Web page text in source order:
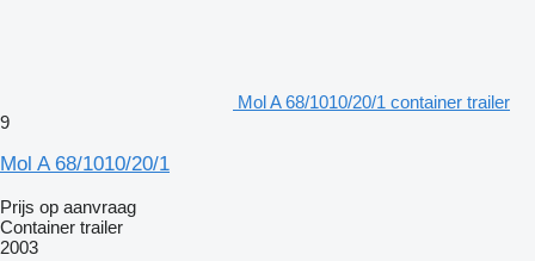
Mol A 68/1010/20/1 container trailer
9
Mol A 68/1010/20/1
Prijs op aanvraag
Container trailer
2003